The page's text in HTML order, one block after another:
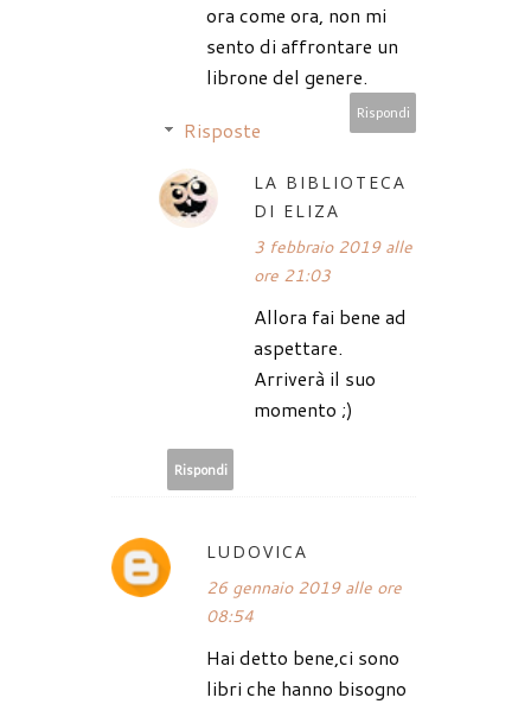
ora come ora, non mi
sento di affrontare un
librone del genere.
Rispondi
Risposte
LA BIBLIOTECA
DI ELIZA
3 febbraio 2019 alle
ore 21:03
Allora fai bene ad
aspettare.
Arriverà il suo
momento ;)
Rispondi
LUDOVICA
26 gennaio 2019 alle ore
08:54
Hai detto bene,ci sono
libri che hanno bisogno